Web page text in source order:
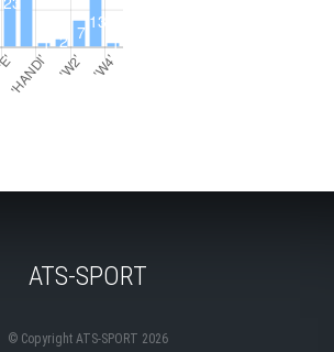
ATS-SPORT
© Copyright ATS-SPORT 2026